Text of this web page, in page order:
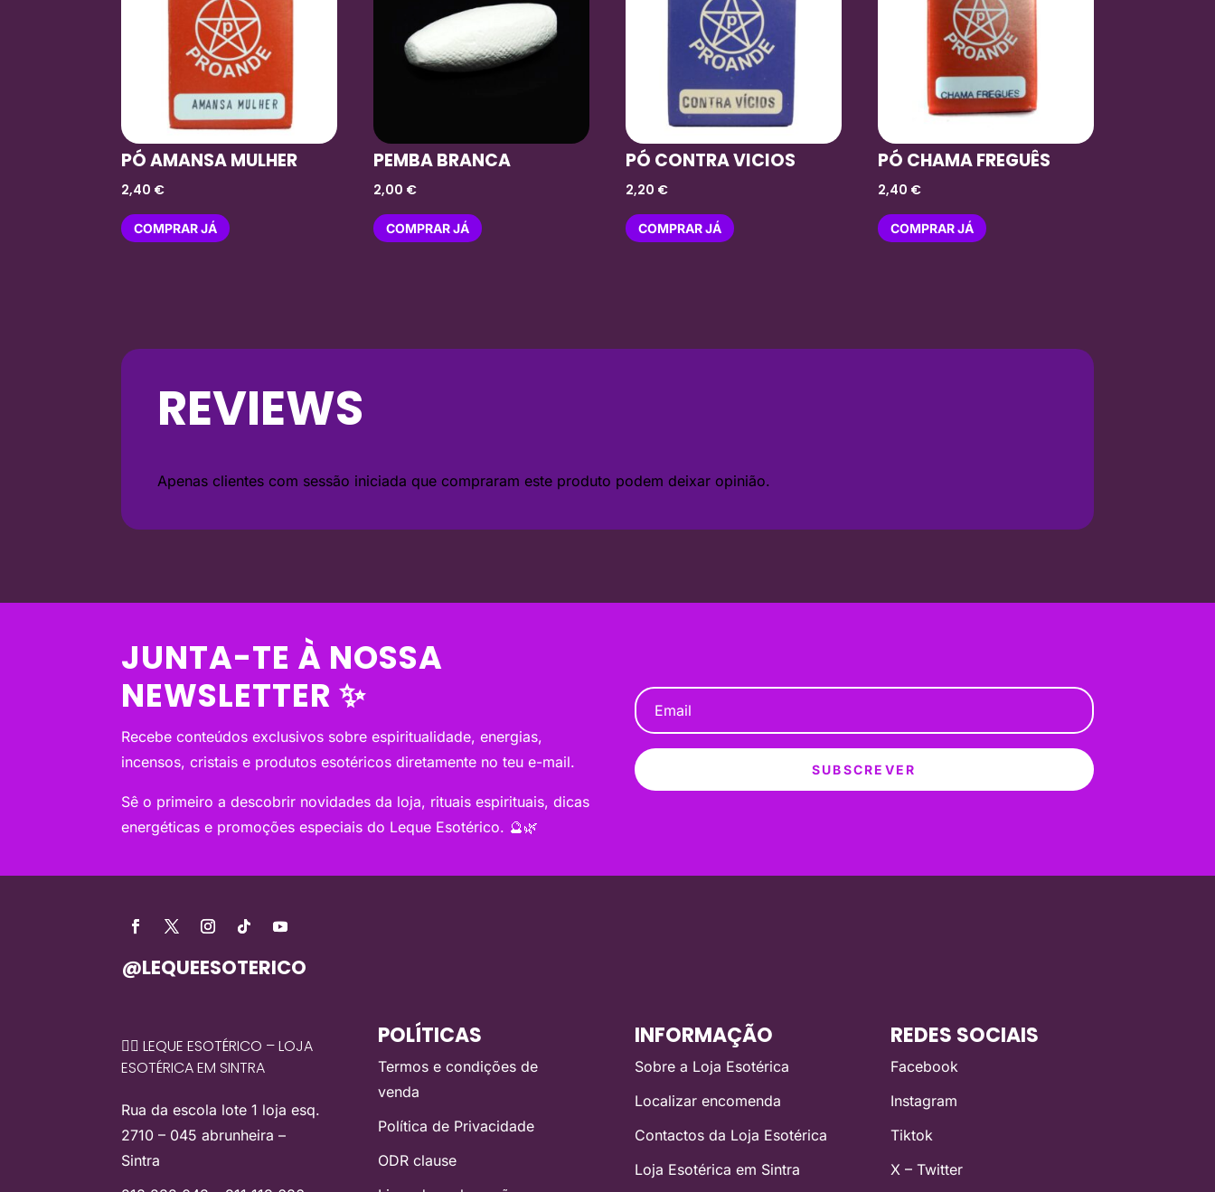
PÓ AMANSA MULHER
2,40 €
COMPRAR JÁ
PEMBA BRANCA
2,00 €
COMPRAR JÁ
PÓ CONTRA VICIOS
2,20 €
COMPRAR JÁ
PÓ CHAMA FREGUÊS
2,40 €
COMPRAR JÁ
REVIEWS
Apenas clientes com sessão iniciada que compraram este produto podem deixar opinião.
JUNTA-TE À NOSSA
NEWSLETTER ✨
Recebe conteúdos exclusivos sobre espiritualidade, energias,
incensos, cristais e produtos esotéricos diretamente no teu e-mail.
Sê o primeiro a descobrir novidades da loja, rituais espirituais, dicas
energéticas e promoções especiais do Leque Esotérico. 🔮🌿
SUBSCREVER
@LEQUEESOTERICO
🧙‍♀️ LEQUE ESOTÉRICO – LOJA
ESOTÉRICA EM SINTRA
Rua da escola lote 1 loja esq.
2710 – 045 abrunheira –
Sintra
POLÍTICAS
Termos e condições de
venda
Política de Privacidade
ODR clause
INFORMAÇÃO
Sobre a Loja Esotérica
Localizar encomenda
Contactos da Loja Esotérica
Loja Esotérica em Sintra
REDES SOCIAIS
Facebook
Instagram
Tiktok
X – Twitter